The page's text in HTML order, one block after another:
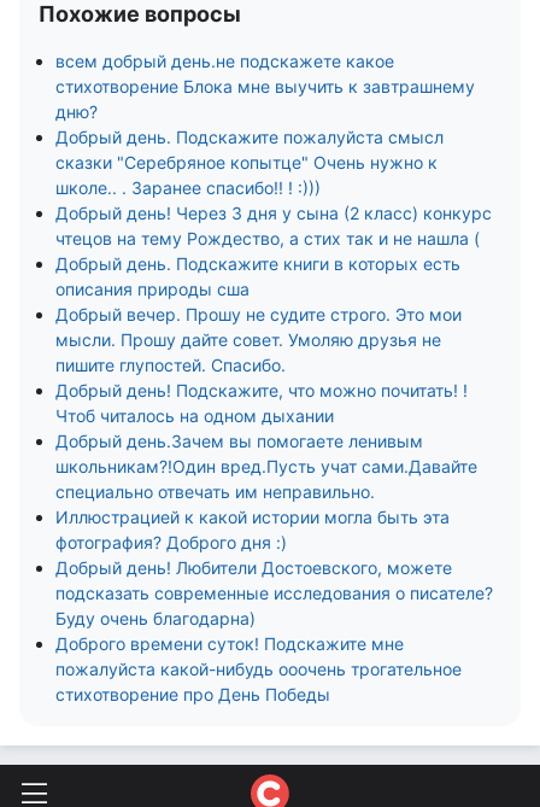
Похожие вопросы
всем добрый день.не подскажете какое
стихотворение Блока мне выучить к завтрашнему
дню?
Добрый день. Подскажите пожалуйста смысл
сказки "Серебряное копытце" Очень нужно к
школе.. . Заранее спасибо!! ! :)))
Добрый день! Через 3 дня у сына (2 класс) конкурс
чтецов на тему Рождество, а стих так и не нашла (
Добрый день. Подскажите книги в которых есть
описания природы сша
Добрый вечер. Прошу не судите строго. Это мои
мысли. Прошу дайте совет. Умоляю друзья не
пишите глупостей. Спасибо.
Добрый день! Подскажите, что можно почитать! !
Чтоб читалось на одном дыхании
Добрый день.Зачем вы помогаете ленивым
школьникам?!Один вред.Пусть учат сами.Давайте
специально отвечать им неправильно.
Иллюстрацией к какой истории могла быть эта
фотография? Доброго дня :)
Добрый день! Любители Достоевского, можете
подсказать современные исследования о писателе?
Буду очень благодарна)
Доброго времени суток! Подскажите мне
пожалуйста какой-нибудь ооочень трогательное
стихотворение про День Победы